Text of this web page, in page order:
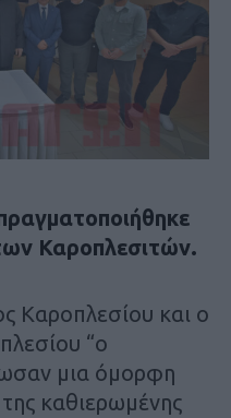
Καροπλεσιτών.
Καροπλεσίου και ο
“ο
μια όμορφη
καθιερωμένης